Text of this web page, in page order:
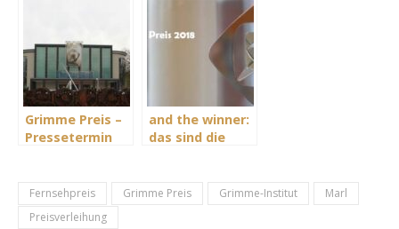
Grimme Preis –
Pressetermin
and the winner:
das sind die
Preis
Fernsehpreis Grimme Preis Grimme-Institut
Marl
Preisverleihung